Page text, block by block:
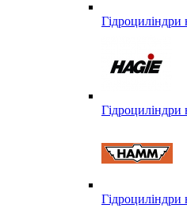
Гідроциліндри
Гідроциліндри